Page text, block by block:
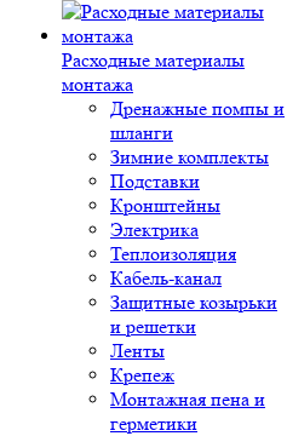
Расходные материалы
монтажа
Дренажные помпы и
шланги
Зимние комплекты
Подставки
Кронштейны
Электрика
Теплоизоляция
Кабель-канал
Защитные козырьки
и решетки
Ленты
Крепеж
Монтажная пена и
герметики